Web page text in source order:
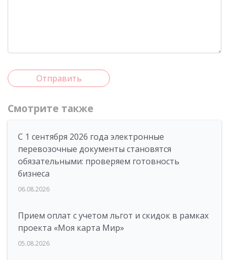
Отправить
Смотрите также
С 1 сентября 2026 года электронные
перевозочные документы становятся
обязательными: проверяем готовность
бизнеса
06.08.2026
Прием оплат с учетом льгот и скидок в рамках
проекта «Моя карта Мир»
05.08.2026